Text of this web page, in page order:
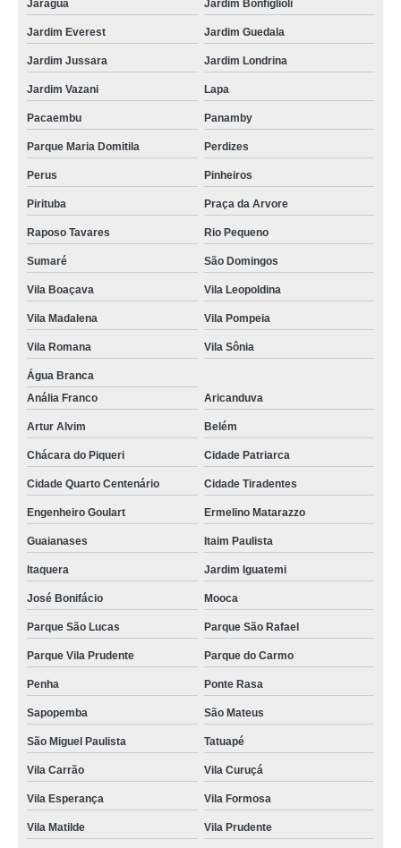
Jaraguá Jardim Bonfiglioli
Jardim Everest Jardim Guedala
Jardim Jussara Jardim Londrina
Jardim Vazani Lapa
Pacaembu Panamby
Parque Maria Domitila Perdizes
Perus Pinheiros
Pirituba Praça da Arvore
Raposo Tavares Rio Pequeno
Sumaré São Domingos
Vila Boaçava Vila Leopoldina
Vila Madalena Vila Pompeia
Vila Romana Vila Sônia
Água Branca
Anália Franco
Aricanduva
Artur Alvim Belém
Chácara do Piqueri Cidade Patriarca
Cidade Quarto Centenário Cidade Tiradentes
Engenheiro Goulart Ermelino Matarazzo
Guaianases Itaim Paulista
Itaquera Jardim Iguatemi
José Bonifácio Mooca
Parque São Lucas Parque São Rafael
Parque Vila Prudente Parque do Carmo
Penha Ponte Rasa
Sapopemba São Mateus
São Miguel Paulista Tatuapé
Vila Carrão Vila Curuçá
Vila Esperança Vila Formosa
Vila Matilde Vila Prudente